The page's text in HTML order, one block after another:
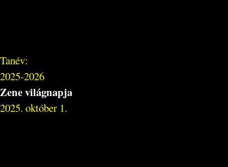
Tanév:
2025-2026
Zene világnapja
2025. október 1.